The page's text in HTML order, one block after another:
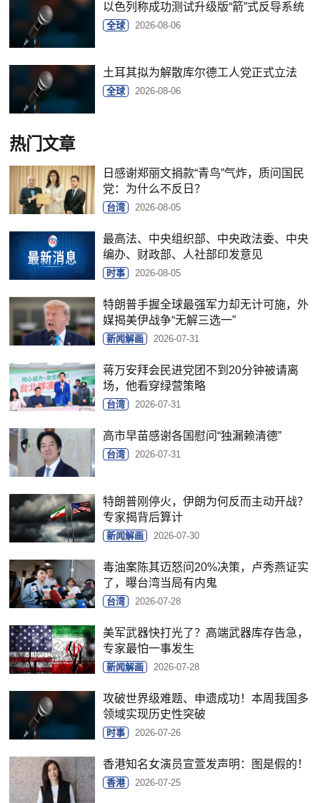
以色列称成功测试升级版“箭”式反导系统
全球 2026-08-06
土耳其拟为解散库尔德工人党正式立法
全球 2026-08-06
热门文章
日感谢郑丽文捐款“青鸟”气炸，质问国民
党：为什么不反日？
台湾 2026-08-05
最高法、中央组织部、中央政法委、中央
编办、财政部、人社部印发意见
时事 2026-08-05
特朗普手握全球最强军力却无计可施，外
媒揭美伊战争“无解三选一”
新闻解画 2026-07-31
蒋万安拜会民进党团不到20分钟被请离
场，他看穿绿营策略
台湾 2026-07-31
高市早苗感谢各国慰问“独漏赖清德”
台湾 2026-07-31
特朗普刚停火，伊朗为何反而主动开战？
专家揭背后算计
新闻解画 2026-07-30
毒油案陈其迈怒问20%决策，卢秀燕证实
了，曝台湾当局有内鬼
台湾 2026-07-28
美军武器快打光了？高端武器库存告急，
专家最怕一事发生
新闻解画 2026-07-28
攻破世界级难题、申遗成功！本周我国多
领域实现历史性突破
时事 2026-07-26
香港知名女演员宣萱发声明：图是假的！
香港 2026-07-25